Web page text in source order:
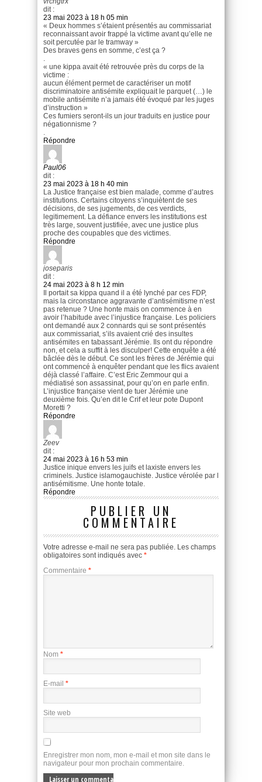
dit :
23 mai 2023 à 18 h 05 min
« Deux hommes s’étaient présentés au commissariat
reconnaissant avoir frappé la victime avant qu’elle ne
soit percutée par le tramway »
Des braves gens en somme, c’est ça ?
.
« une kippa avait été retrouvée près du corps de la
victime :
aucun élément permet de caractériser un motif
discriminatoire antisémite expliquait le parquet (…) le
mobile antisémite n’a jamais été évoqué par les juges
d’instruction »
Ces fumiers seront-ils un jour traduits en justice pour
négationnisme ?
.
Répondre
Paul06
dit :
23 mai 2023 à 18 h 40 min
La Justice française est bien malade, comme d’autres
institutions. Certains citoyens s’inquiètent de ses
décisions, de ses jugements, de ces verdicts,
legitimement. La défiance envers les institutions est
très large, souvent justifiée, avec une justice plus
proche des coupables que des victimes.
Répondre
joseparis
dit :
24 mai 2023 à 8 h 12 min
Il portait sa kippa quand il a été lynché par ces FDP,
mais la circonstance aggravante d’antisémitisme n’est
pas retenue ? Une honte mais on commence à en
avoir l’habitude avec l’injustice française. Les policiers
ont demandé aux 2 connards qui se sont présentés
aux commissariat, s’ils avaient crié des insultes
antisémites en tabassant Jérémie. Ils ont du répondre
non, et cela a suffit à les disculper! Cette enquête a été
bâclée dès le début. Ce sont les frères de Jérémie qui
ont commencé à enquêter pendant que les flics avaient
déjà classé l’affaire. C’est Eric Zemmour qui a
médiatisé son assassinat, pour qu’on en parle enfin.
L’injustice française vient de tuer Jérémie une
deuxième fois. Qu’en dit le Crif et leur pote Dupont
Moretti ?
Répondre
Zeev
dit :
24 mai 2023 à 16 h 53 min
Justice inique envers les juifs et laxiste envers les
criminels. Justice islamogauchiste. Justice vérolée par l
antisémitisme. Une honte totale.
Répondre
PUBLIER UN
COMMENTAIRE
Votre adresse e-mail ne sera pas publiée. Les champs
obligatoires sont indiqués avec *
Commentaire *
Nom *
E-mail *
Site web
Enregistrer mon nom, mon e-mail et mon site dans le
navigateur pour mon prochain commentaire.